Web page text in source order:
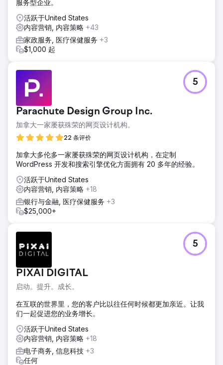
光度：现在，我们的客户已被纳入不同LLM平台的AI生成答案
中，他们的品牌被不同的AI模型提及、引用和推荐，并被定位
为买家首选的解决方案。短短四个月内，他们的AI曝光度提升
了400%，网站获得的潜在客户数量也增长了220%。
服务型企业。
活跃于United States
内容营销, 内容策略 +43
家政服务, 医疗保健服务 +3
$1,000 起
Parachute Design Group Inc.
加拿大一家屡获殊荣的网页设计机构。
22 条评价
5
加拿大多伦多一家屡获殊荣的网页设计机构，在定制
WordPress 开发和搜索引擎优化方面拥有 20 多年的经验。
活跃于United States
内容营销, 内容策略 +18
银行与金融, 医疗保健服务 +3
$25,000+
PIXAI DIGITAL
启动。提升。成长。
5
在互联的世界里，您的客户比以往任何时候都更加亲近。让我
们一起促进您的业务增长。
活跃于United States
内容营销, 内容策略 +18
电子商务, 信息科技 +3
任何